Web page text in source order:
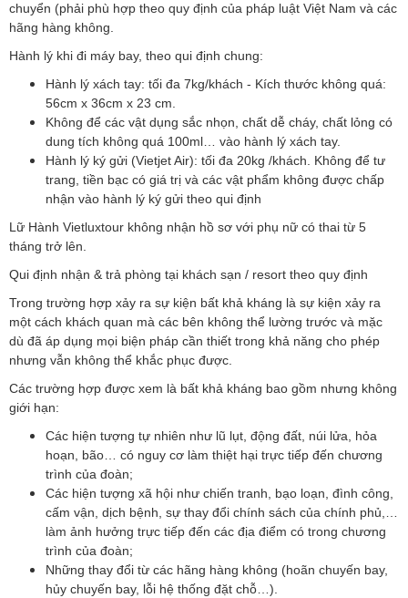
chuyển (phải phù hợp theo quy định của pháp luật Việt Nam và các
hãng hàng không.
Hành lý khi đi máy bay, theo qui định chung:
Hành lý xách tay: tối đa 7kg/khách - Kích thước không quá:
56cm x 36cm x 23 cm.
Không để các vật dụng sắc nhọn, chất dễ cháy, chất lỏng có
dung tích không quá 100ml… vào hành lý xách tay.
Hành lý ký gửi (Vietjet Air): tối đa 20kg /khách. Không để tư
trang, tiền bạc có giá trị và các vật phẩm không được chấp
nhận vào hành lý ký gửi theo qui định
Lữ Hành Vietluxtour không nhận hồ sơ với phụ nữ có thai từ 5
tháng trở lên.
Qui định nhận & trả phòng tại khách sạn / resort theo quy định
Trong trường hợp xảy ra sự kiện bất khả kháng là sự kiện xảy ra
một cách khách quan mà các bên không thể lường trước và mặc
dù đã áp dụng mọi biện pháp cần thiết trong khả năng cho phép
nhưng vẫn không thể khắc phục được.
Các trường hợp được xem là bất khả kháng bao gồm nhưng không
giới hạn:
Các hiện tượng tự nhiên như lũ lụt, động đất, núi lửa, hỏa
hoạn, bão… có nguy cơ làm thiệt hại trực tiếp đến chương
trình của đoàn;
Các hiện tượng xã hội như chiến tranh, bạo loạn, đình công,
cấm vận, dịch bệnh, sự thay đổi chính sách của chính phủ,…
làm ảnh hưởng trực tiếp đến các địa điểm có trong chương
trình của đoàn;
Những thay đổi từ các hãng hàng không (hoãn chuyến bay,
hủy chuyến bay, lỗi hệ thống đặt chỗ…).